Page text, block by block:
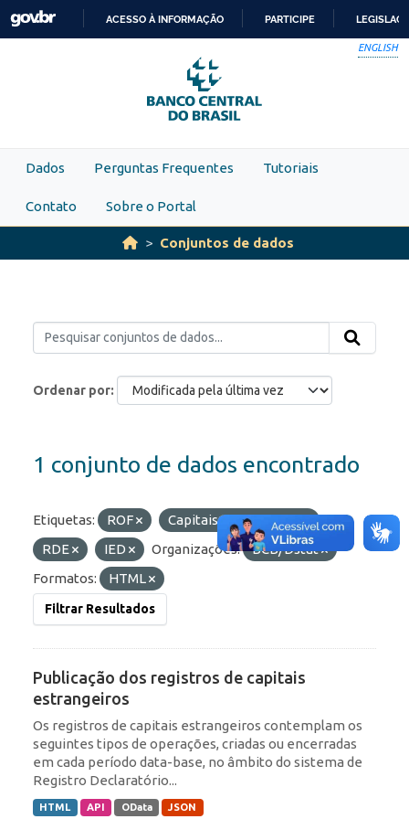
Skip to main content
PARA
O
CONTEÚDO
ACESSO À INFORMAÇÃO PARTICIPE
ENGLISH
Dados Perguntas Frequentes Tutoriais
Contato Sobre o Portal
Conjuntos de dados
Ordenar por
1 conjunto de dados encontrado
Etiquetas: ROF
Capitais Estrangeiros
RDE
IED Organizações:
BCB/Dstat
Formatos:
HTML
Filtrar Resultados
Publicação dos registros de capitais
estrangeiros
Os registros de capitais estrangeiros contemplam os
seguintes tipos de operações, criadas ou encerradas
em cada período data-base, no âmbito do sistema de
Registro Declaratório...
HTML API OData JSON